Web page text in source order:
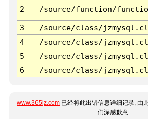
2 /source/function/
3 /source/class/
4
/source/class/
5
/source/class/
6
/source/class/
www.365jz.com 已经将此出错信息详细记录, 由
们深感歉意.